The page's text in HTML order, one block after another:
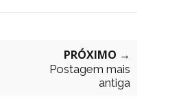
PRÓXIMO →
Postagem mais
antiga